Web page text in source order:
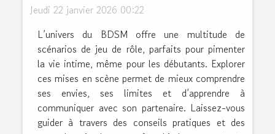
Jeudi 22 janvier 2026 00:22
L’univers du BDSM offre une multitude de
scénarios de jeu de rôle, parfaits pour pimenter
la vie intime, même pour les débutants. Explorer
ces mises en scène permet de mieux comprendre
ses envies, ses limites et d’apprendre à
communiquer avec son partenaire. Laissez-vous
guider à travers des conseils pratiques et des